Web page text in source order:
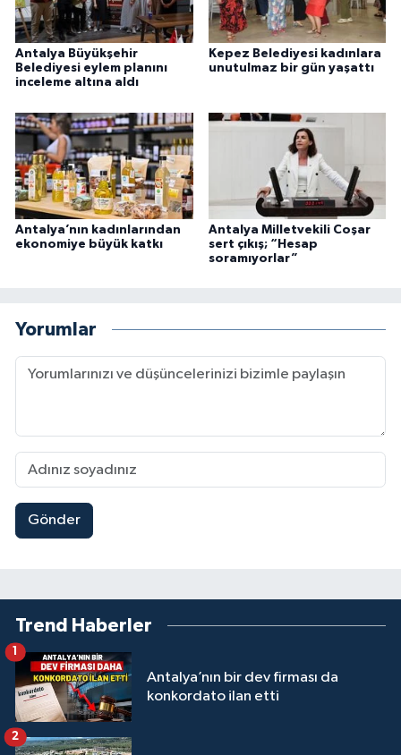
Antalya Büyükşehir
Belediyesi eylem planını
inceleme altına aldı
Kepez Belediyesi kadınlara
unutulmaz bir gün yaşattı
Antalya’nın kadınlarından
ekonomiye büyük katkı
Antalya Milletvekili Coşar
sert çıkış; “Hesap
soramıyorlar”
Yorumlar
Gönder
Trend Haberler
Antalya’nın bir dev firması da
konkordato ilan etti
1
2